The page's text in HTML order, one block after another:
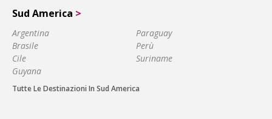
Sud America >
Argentina
Brasile
Cile
Guyana
Paraguay
Perù
Suriname
Tutte Le Destinazioni In Sud America